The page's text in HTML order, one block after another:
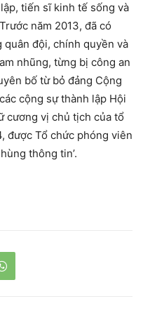
tiến sĩ kinh tế sống và
năm 2013, đã có
đội, chính quyền và
nhũng, từng bị công an
bố từ bỏ đảng Cộng
cộng sự thành lập Hội
cương vị chủ tịch của tổ
được Tổ chức phóng viên
thông tin’.